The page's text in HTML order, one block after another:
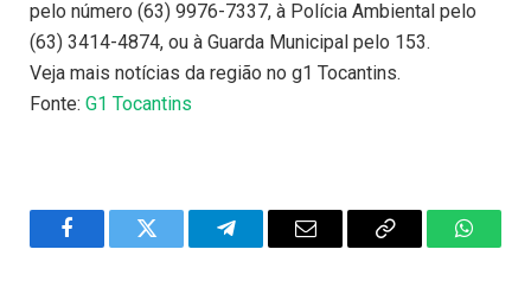
pelo número (63) 9976-7337, à Polícia Ambiental pelo
(63) 3414-4874, ou à Guarda Municipal pelo 153.
Veja mais notícias da região no g1 Tocantins.
Fonte: G1 Tocantins
FacebookTwitter TelegramEmail
Copy